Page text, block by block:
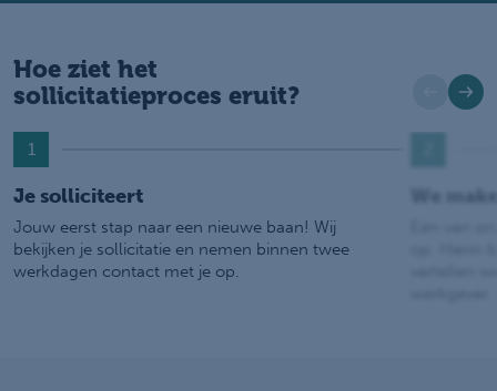
Hoe ziet het
sollicitatieproces eruit?
1
Je solliciteert
Jouw eerst stap naar een nieuwe baan! Wij
bekijken je sollicitatie en nemen binnen twee
werkdagen contact met je op.
We